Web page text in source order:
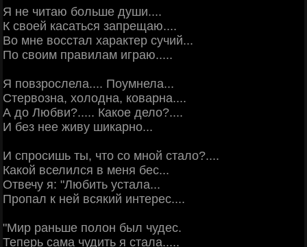
Я не читаю больше души....
К своей касаться запрещаю....
Во мне восстал характер сучий...
По своим правилам играю.....
Я повзрослела.... Поумнела...
Стервозна, холодна, коварна....
А до Любви?..... Какое дело?....
И без нее живу шикарно...
И спросишь ты, что со мной стало?....
Какой вселился в меня бес...
Отвечу я: "Любить устала...
Пропал к ней всякий интерес....
"Мир раньше полон был чудес.
Теперь сама чудить я стала.....